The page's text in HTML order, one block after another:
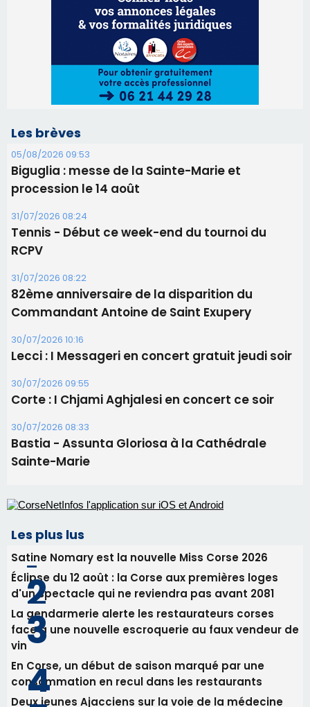
Biguglia : messe de la Sainte-Marie et
procession le 14 août
Tennis - Début ce week-end du tournoi du
82ème anniversaire de la disparition du
Commandant Antoine de Saint Exupery
30/07/2026 10:16
Lecci : I Messageri en concert gratuit jeudi soir
30/07/2026 09:55
Corte : I Chjami Aghjalesi en concert ce soir
Bastia - Assunta Gloriosa à la Cathédrale
Sainte-Marie
Satine Nomary est la nouvelle Miss Corse 2026
d'un spectacle qui ne reviendra pas avant 2081
La gendarmerie alerte les restaurateurs corses
face à une nouvelle escroquerie au faux vendeur de
En Corse, un début de saison marqué par une
Deux jeunes Ajacciens sur la voie de la médecine
militaire
Newsletter
Inscrivez-vous à la newsletter de CNI et recevez par
email les infos les plus importantes et une sélection de
nos meilleurs articles